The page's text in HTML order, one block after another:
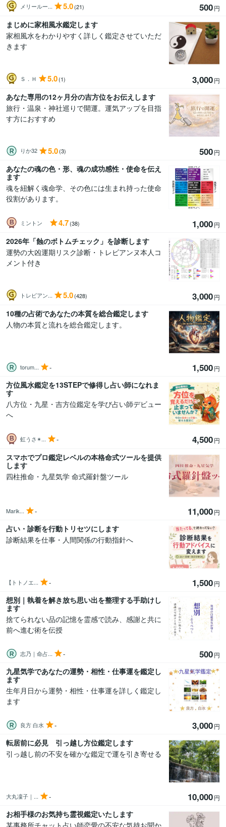
メリールー... 5.0(21) 500円
まじめに家相風水鑑定します
家相風水をわかりやすく詳しく鑑定させていただ
きます
Ｓ．Ｈ 5.0(1) 3,000円
あなた専用の12ヶ月分の吉方位をお伝えします
旅行・温泉・神社巡りで開運。運気アップを目指
す方におすすめ
りか32 5.0(3) 500円
あなたの魂の色・形、魂の成功感性・使命を伝え
ます
魂を紐解く魂命学、その色には生まれ持った使命
役割があります。
ミントン 4.7(38) 1,000円
2026年「蝕のボトムチェック」を診断します
運勢の大凶運期リスク診断・トレビアンヌ本人コ
メント付き
トレビアン... 5.0(428) 3,000円
10種の占術であなたの本質を総合鑑定します
人物の本質と流れを総合鑑定します。
torum... - 1,500円
方位風水鑑定を13STEPで修得し占い師になれま
す
八方位・九星・吉方位鑑定を学び占い師デビュー
へ
虹うさ✴︎... - 4,500円
スマホでプロ鑑定レベルの本格命式ツールを提供
します
四柱推命・九星気学 命式羅針盤ツール
Marik... - 11,000円
占い・診断を行動トリセツにします
診断結果を仕事・人間関係の行動指針へ
【トトノエ... - 1,500円
想別｜執着を解き放ち思い出を整理する手助けし
ます
捨てられない品の記憶を霊感で読み、感謝と共に
前へ進む術を伝授
志乃｜命占... - 500円
九星気学であなたの運勢・相性・仕事運を鑑定し
ます
生年月日から運勢・相性・仕事運を詳しく鑑定し
ます
良方 白水 - 3,000円
転居前に必見 引っ越し方位鑑定します
引っ越し前の不安を確かな鑑定で運を引き寄せる
大丸凜子｜... - 10,000円
お相手様のお気持ち霊視鑑定いたします